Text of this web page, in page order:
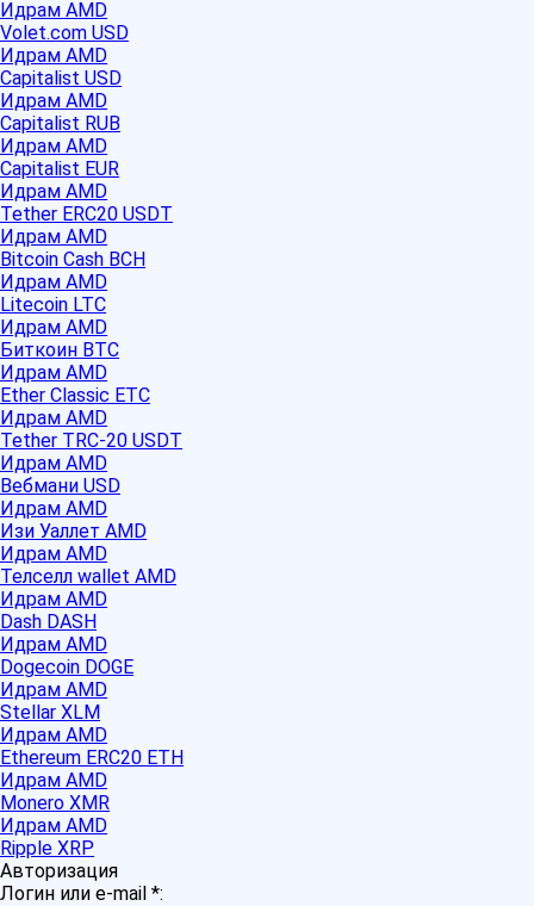
Идрам AMD
Volet.com USD
Идрам AMD
Capitalist USD
Идрам AMD
Capitalist RUB
Идрам AMD
Capitalist EUR
Идрам AMD
Tether ERC20 USDT
Идрам AMD
Bitcoin Cash BCH
Идрам AMD
Litecoin LTC
Идрам AMD
Биткоин BTC
Идрам AMD
Ether Classic ETC
Идрам AMD
Tether TRC-20 USDT
Идрам AMD
Вебмани USD
Идрам AMD
Изи Уаллет AMD
Идрам AMD
Телселл wallet AMD
Идрам AMD
Dash DASH
Идрам AMD
Dogecoin DOGE
Идрам AMD
Stellar XLM
Идрам AMD
Ethereum ERC20 ETH
Идрам AMD
Monero XMR
Идрам AMD
Ripple XRP
Авторизация
Логин или e-mail *: